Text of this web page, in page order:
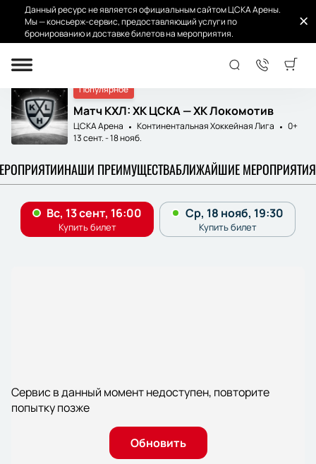
Данный ресурс не является официальным сайтом ЦСКА Арены.
Мы — консьерж-сервис, предоставляющий услуги по
бронированию и доставке билетов на мероприятия.
Главная
Популярное
Матч КХЛ: ХК ЦСКА — ХК Локомотив
ЦСКА Арена Континентальная Хоккейная Лига
0+
13 сент.-18 нояб.
НАШИ ПРЕИМУЩЕСТВАБЛИЖАЙШИЕ МЕРОПРИЯТИЯ
Сервис в данный момент недоступен, повторите
попытку позже
Обновить